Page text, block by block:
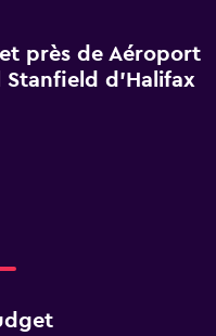
près de Aéroport
d'Halifax